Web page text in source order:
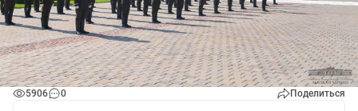
5906 0 Поделиться